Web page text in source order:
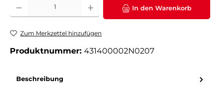
In den Warenkorb
Zum Merkzettel hinzufügen
Produktnummer: 431400002N0207
Beschreibung